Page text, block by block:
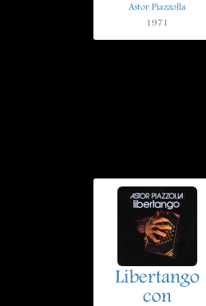
Astor Piazzolla
1971
Libertango
con